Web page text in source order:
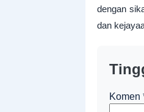
dengan
dan
Komen